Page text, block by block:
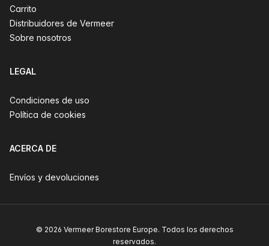
Carrito
Distribuidores de Vermeer
Sobre nosotros
LEGAL
Condiciones de uso
Política de cookies
ACERCA DE
Envíos y devoluciones
© 2026 Vermeer Borestore Europe. Todos los derechos
reservados.